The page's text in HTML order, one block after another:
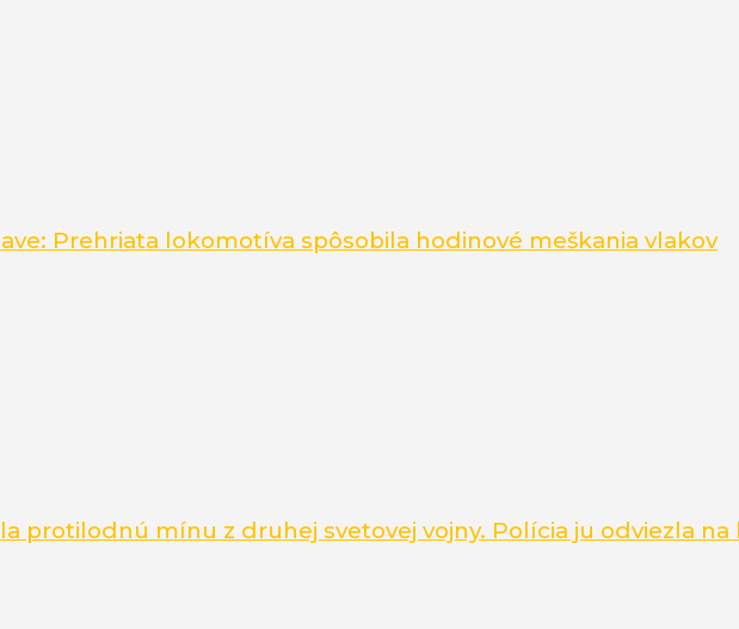
Prehriata lokomotíva spôsobila hodinové meškania vlakov
protilodnú mínu z druhej svetovej vojny. Polícia ju odviezla na